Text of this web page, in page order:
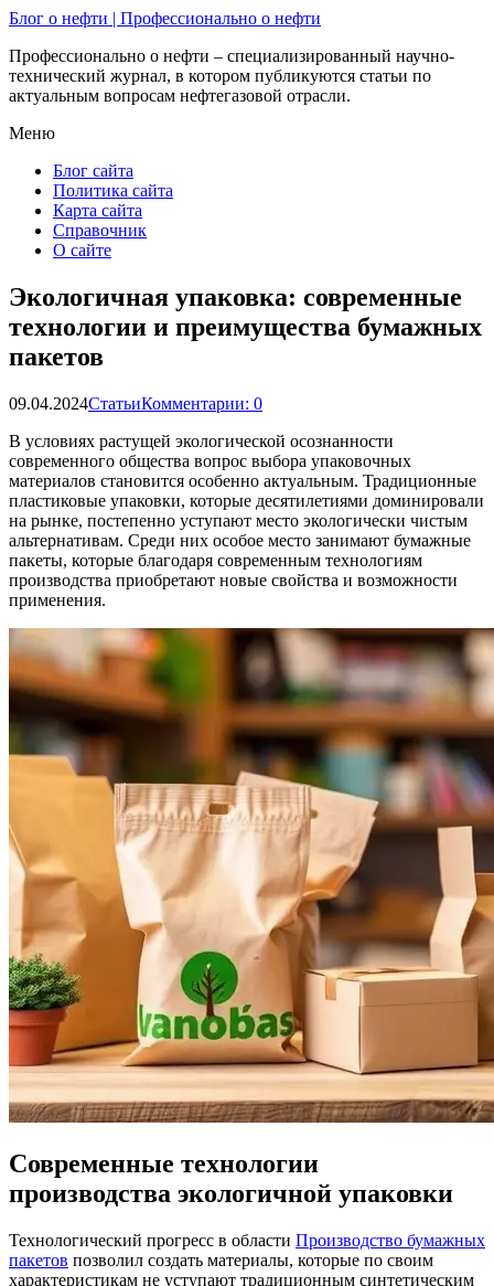
Блог о нефти | Профессионально о нефти
Профессионально о нефти – специализированный научно-
технический журнал, в котором публикуются статьи по
актуальным вопросам нефтегазовой отрасли.
Меню
Блог сайта
Политика сайта
Карта сайта
Справочник
О сайте
Экологичная упаковка: современные
технологии и преимущества бумажных
пакетов
09.04.2024СтатьиКомментарии: 0
В условиях растущей экологической осознанности
современного общества вопрос выбора упаковочных
материалов становится особенно актуальным. Традиционные
пластиковые упаковки, которые десятилетиями доминировали
на рынке, постепенно уступают место экологически чистым
альтернативам. Среди них особое место занимают бумажные
пакеты, которые благодаря современным технологиям
производства приобретают новые свойства и возможности
применения.
Современные технологии
производства экологичной упаковки
Технологический прогресс в области Производство бумажных
пакетов позволил создать материалы, которые по своим
характеристикам не уступают традиционным синтетическим